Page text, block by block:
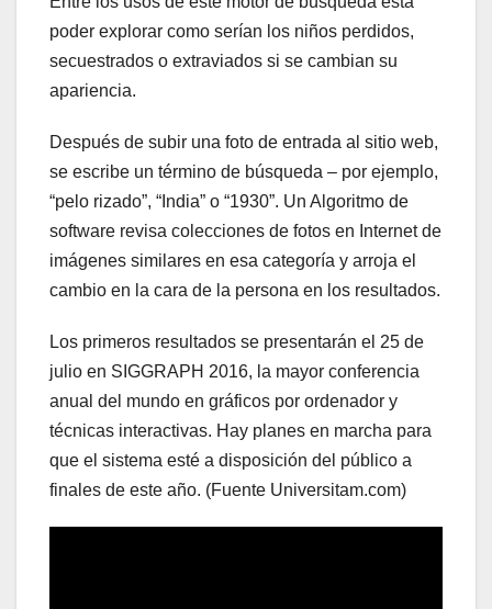
poder explorar como serían los niños perdidos,
secuestrados o extraviados si se cambian su
apariencia.
Después de subir una foto de entrada al sitio web,
se escribe un término de búsqueda – por ejemplo,
“pelo rizado”, “India” o “1930”. Un Algoritmo de
software revisa colecciones de fotos en Internet de
imágenes similares en esa categoría y arroja el
cambio en la cara de la persona en los resultados.
Los primeros resultados se presentarán el 25 de
julio en SIGGRAPH 2016, la mayor conferencia
anual del mundo en gráficos por ordenador y
técnicas interactivas. Hay planes en marcha para
que el sistema esté a disposición del público a
finales de este año. (Fuente Universitam.com)